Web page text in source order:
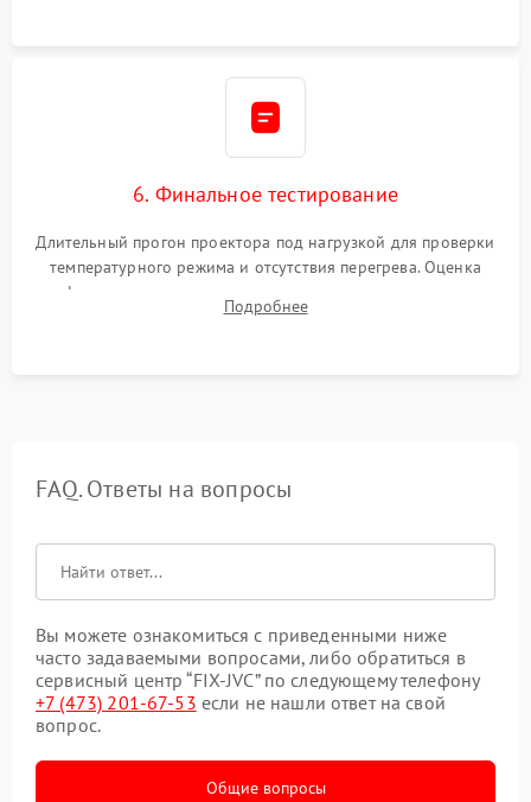
6. Финальное тестирование
Длительный прогон проектора под нагрузкой для проверки
температурного режима и отсутствия перегрева. Оценка
фокуса, контрастности и цветопередачи на тестовых
таблицах. Проверка работы всех видеовходов и кнопок
Подробнее
FAQ. Ответы на вопросы
Вы можете ознакомиться с приведенными ниже
часто задаваемыми вопросами, либо обратиться в
сервисный центр “FIX-JVC” по следующему телефону
+7 (473) 201-67-53 если не нашли ответ на свой
вопрос.
Общие вопросы